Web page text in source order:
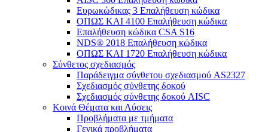
Ευρωκώδικας 3 Επαλήθευση κώδικα
ΟΠΩΣ ΚΑΙ 4100 Επαλήθευση κώδικα
Επαλήθευση κώδικα CSA S16
NDS® 2018 Επαλήθευση κώδικα
ΟΠΩΣ ΚΑΙ 1720 Επαλήθευση κώδικα
Σύνθετος σχεδιασμός
Παράδειγμα σύνθετου σχεδιασμού AS2327
Σχεδιασμός σύνθετης δοκού
Σχεδιασμός σύνθετης δοκού AISC
Κοινά Θέματα και Λύσεις
Προβλήματα με τμήματα
Γενικά προβλήματα